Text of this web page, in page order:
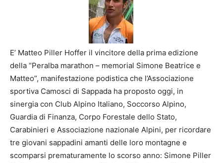
E’ Matteo Piller Hoffer il vincitore della prima edizione
della “Peralba marathon – memorial Simone Beatrice e
Matteo”, manifestazione podistica che l’Associazione
sportiva Camosci di Sappada ha proposto oggi, in
sinergia con Club Alpino Italiano, Soccorso Alpino,
Guardia di Finanza, Corpo Forestale dello Stato,
Carabinieri e Associazione nazionale Alpini, per ricordare
tre giovani sappadini amanti delle loro montagne e
scomparsi prematuramente lo scorso anno: Simone Piller